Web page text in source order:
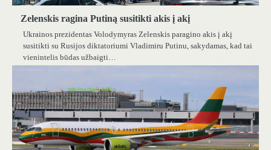
Zelenskis ragina Putiną susitikti akis į akį
Ukrainos prezidentas Volodymyras Zelenskis paragino akis į akį
susitikti su Rusijos diktatoriumi Vladimiru Putinu, sakydamas, kad tai
vienintelis būdas užbaigti…